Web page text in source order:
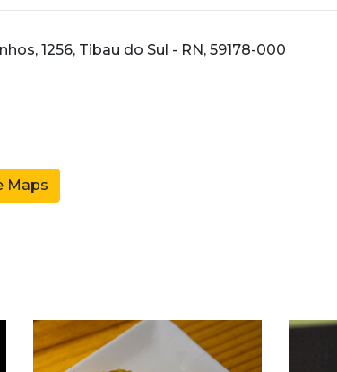
1256, Tibau do Sul - RN, 59178-000
Maps